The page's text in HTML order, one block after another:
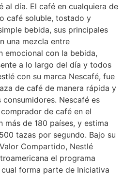
al día. El café en cualquiera de
café soluble, tostado y
bebida, sus principales
una mezcla entre
emocional con la bebida,
a lo largo del día y todos
con su marca Nescafé, fue
de café de manera rápida y
Nescafé es
de café en el
más de 180 países, y estima
tazas por segundo. Bajo su
Compartido, Nestlé
el programa
forma parte de Iniciativa